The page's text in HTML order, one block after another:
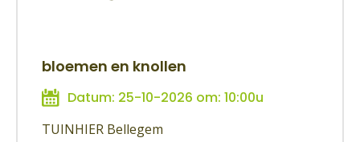
bloemen en knollen
Datum: 25-10-2026 om: 10:00u
TUINHIER Bellegem